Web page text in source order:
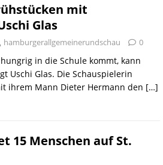
mit
Glas
hamburgerallgemeinerundschau 0
in die Schule kommt, kann
Uschi Glas. Die Schauspielerin
ihrem Mann Dieter Hermann den […]
15 Menschen auf St.